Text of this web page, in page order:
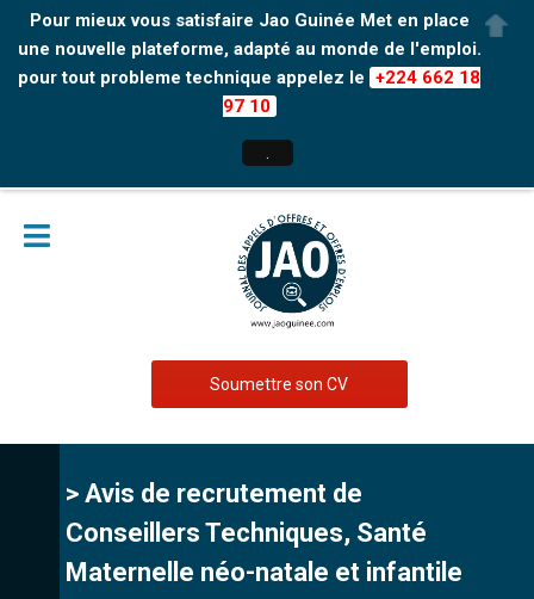
Pour mieux vous satisfaire Jao Guinée Met en place
une nouvelle plateforme, adapté au monde de l'emploi.
pour tout probleme technique appelez le +224 662 18
97 10
Soumettre son CV
> Avis de recrutement de
Conseillers Techniques, Santé
Maternelle néo-natale et infantile